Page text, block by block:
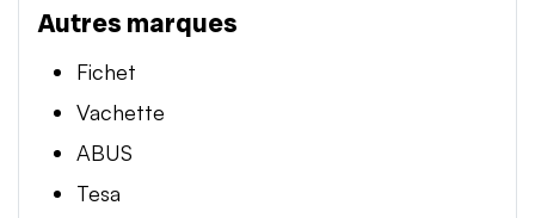
Autres marques
Fichet
Vachette
ABUS
Tesa